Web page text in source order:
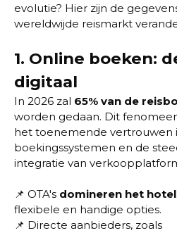
evolutie? Hier zijn de
wereldwijde reismarkt
1. Online boeken:
digitaal
In 2026 zal 65% van de
worden gedaan. Dit
het toenemende vertrouwen
boekingssystemen en de
integratie van
📌 OTA's domineren het
flexibele en handige opties.
📌 Directe aanbieders, zoals